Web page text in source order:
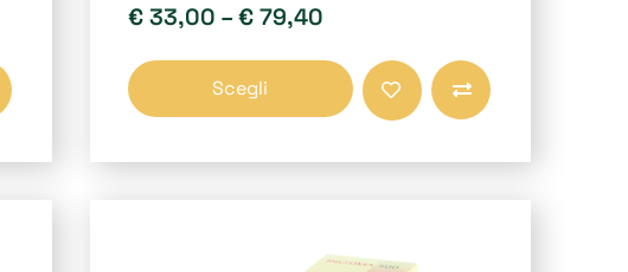
€33,00 – €79,40
Scegli
Questo
prodotto
più
opzioni